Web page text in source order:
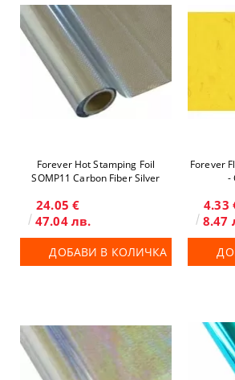
Forever Hot Stamping Foil
SOMP11 Carbon Fiber Silver
24.05 €
47.04 лв.
ДОБАВИ В КОЛИЧКА
Forever
-
4.33
8.47